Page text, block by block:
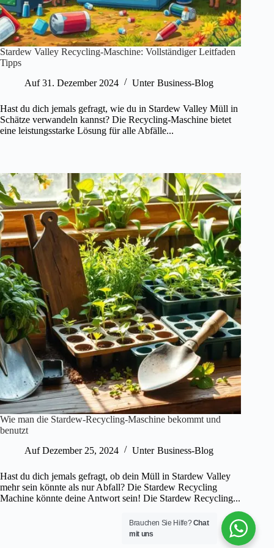
Stardew Valley Recycling-Maschine: Vollständiger Leitfaden
Tipps
Auf 31. Dezember 2024 Unter Business-Blog
Hast du dich jemals gefragt, wie du in Stardew Valley Müll in
Schätze verwandeln kannst? Die Recycling-Maschine bietet
eine leistungsstarke Lösung für alle Abfälle...
Wie man die Stardew-Recycling-Maschine bekommt und
benutzt
Auf Dezember 25, 2024 Unter Business-Blog
Hast du dich jemals gefragt, ob dein Müll in Stardew Valley
mehr sein könnte als nur Abfall? Die Stardew Recycling
Machine könnte deine Antwort sein! Die Stardew Recycling...
Brauchen Sie Hilfe?Chat
mit uns